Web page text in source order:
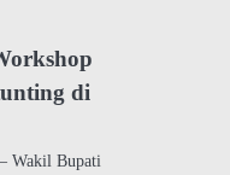
di
Wakil Bupati